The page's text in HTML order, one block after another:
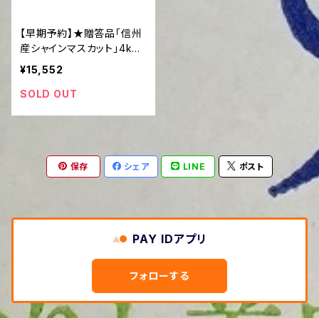
【早期予約】★贈答品「信州
産シャインマスカット」4kg
（6房程度）
¥15,552
SOLD OUT
保存 シェア LINE ポスト
PAY IDアプリ
フォローする